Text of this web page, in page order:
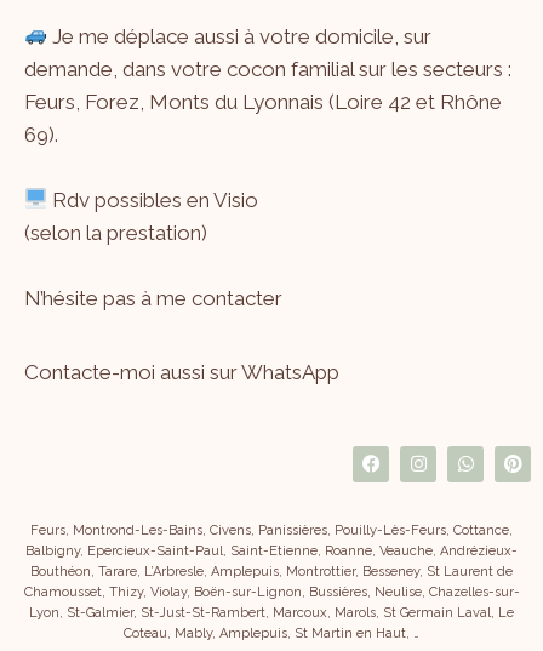
Je me déplace aussi à votre domicile, sur
demande, dans votre cocon familial sur les secteurs :
Feurs, Forez, Monts du Lyonnais (Loire 42 et Rhône
69).
Rdv possibles en Visio
(selon la prestation)
N’hésite pas à me contacter
Contacte-moi aussi sur WhatsApp
Feurs, Montrond-Les-Bains, Civens, Panissières, Pouilly-Lès-Feurs, Cottance,
Balbigny, Epercieux-Saint-Paul, Saint-Etienne, Roanne, Veauche, Andrézieux-
Bouthéon, Tarare, L’Arbresle, Amplepuis, Montrottier, Besseney, St Laurent de
Chamousset, Thizy, Violay, Boën-sur-Lignon, Bussières, Neulise, Chazelles-sur-
Lyon, St-Galmier, St-Just-St-Rambert, Marcoux, Marols, St Germain Laval, Le
Coteau, Mably, Amplepuis, St Martin en Haut, …